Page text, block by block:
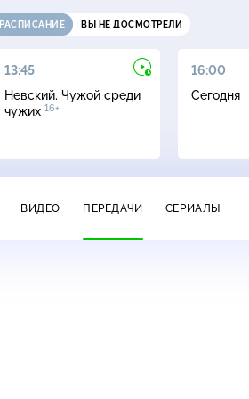
РАСПИСАНИЕ ВЫ НЕ ДОСМОТРЕЛИ
13:45
Невский. Чужой среди
чужих 16+
16:00
Сегодня
ВИДЕО ПЕРЕДАЧИ СЕРИАЛЫ